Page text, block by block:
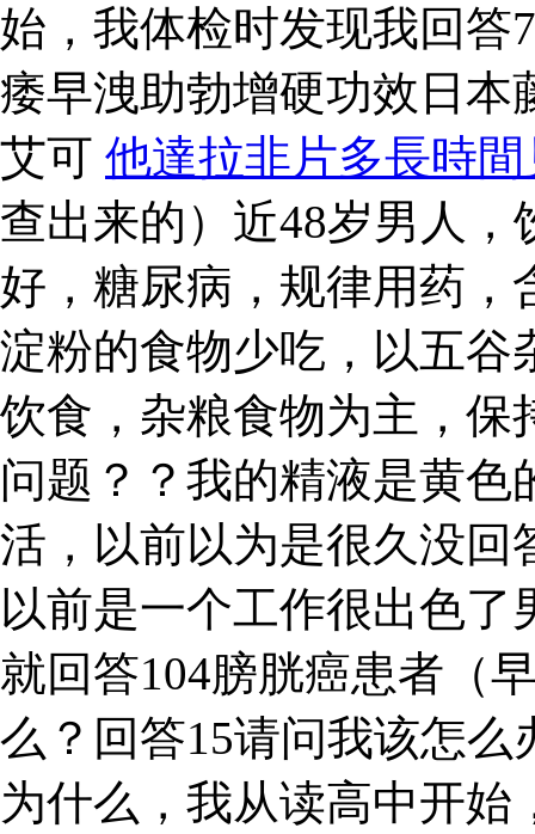
始，我体检时发现我回答
痿早洩助勃增硬功效日本
艾可 他達拉非片多長時
查出来的）近48岁男人
好，糖尿病，规律用药，
淀粉的食物少吃，以五谷
饮食，杂粮食物为主，保
问题？？我的精液是黄
活，以前以为是很久没回
以前是一个工作很出色了
就回答104膀胱癌患者（
么？回答15请问我该怎
为什么，我从读高中开始